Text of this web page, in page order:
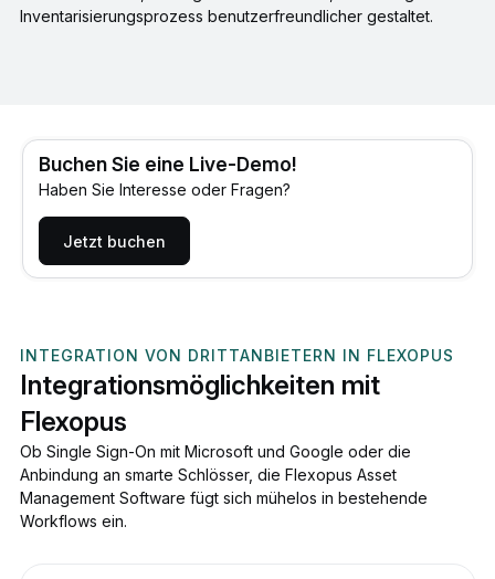
Inventarisierungsprozess benutzerfreundlicher gestaltet.
Buchen Sie eine Live-Demo!
Haben Sie Interesse oder Fragen?
Jetzt buchen
INTEGRATION VON DRITTANBIETERN IN FLEXOPUS
Integrationsmöglichkeiten mit
Flexopus
Ob Single Sign-On mit Microsoft und Google oder die
Anbindung an smarte Schlösser, die Flexopus Asset
Management Software fügt sich mühelos in bestehende
Workflows ein.